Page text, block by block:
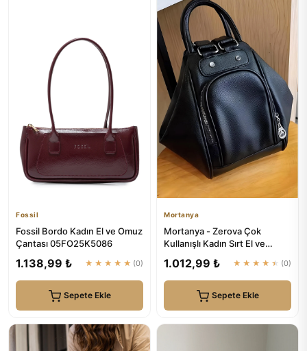
Fossil
Fossil Bordo Kadın El ve Omuz
Çantası 05FO25K5086
1.138,99 ₺ ★★★★★ (0)
Sepete Ekle
Mortanya
Mortanya - Zerova Çok
Kullanışlı Kadın Sırt El ve
1.012,99 ₺ ★★★★★ (0)
Sepete Ekle